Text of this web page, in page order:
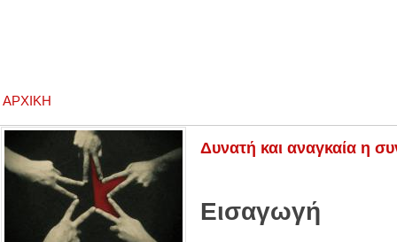
ΑΡΧΙΚΉ
Δυνατή και αναγκαία η
Εισαγωγή